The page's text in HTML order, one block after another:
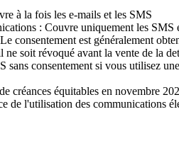
à la fois les e-mails et les SMS
: Couvre uniquement les SMS
consentement est généralement
soit révoqué avant la vente de la
sans consentement si vous utilisez
créances équitables en novembre
de l'utilisation des communications